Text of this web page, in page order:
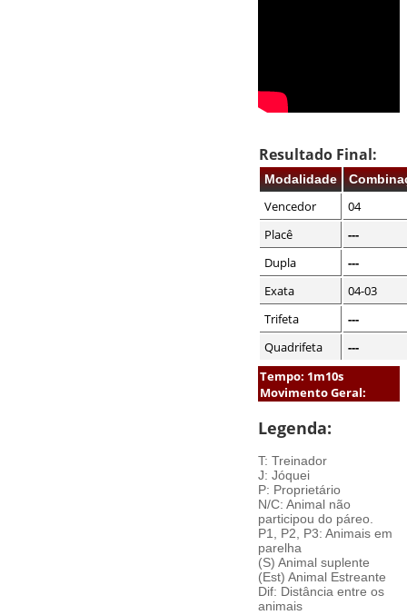
Resultado Final:
Modalidade
Vencedor
04
Placê
---
Dupla
---
Exata
04-03
Trifeta
---
Quadrifeta
---
Tempo: 1m10s
Movimento Geral:
Legenda:
T: Treinador
J: Jóquei
P: Proprietário
N/C: Animal não
participou do páreo.
P1, P2, P3: Animais em
parelha
(S) Animal suplente
(Est) Animal Estreante
Dif: Distância entre os
animais